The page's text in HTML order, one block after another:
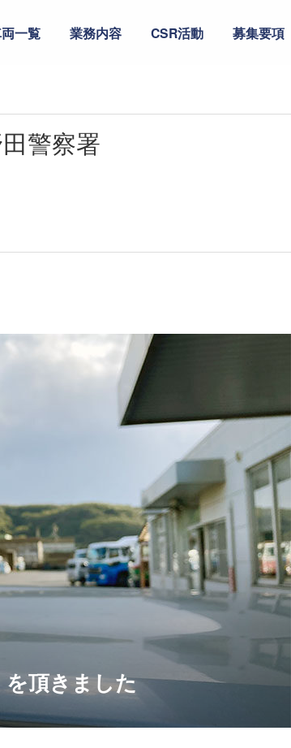
一覧 業務内容 CSR活動 募集要項
警察署
を頂きました